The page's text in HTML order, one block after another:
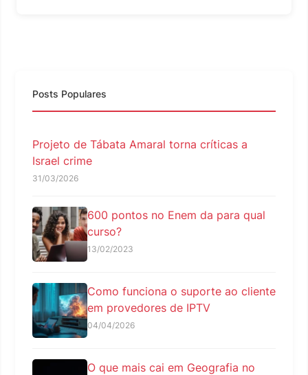
Posts Populares
Projeto de Tábata Amaral torna críticas a
Israel crime
31/03/2026
600 pontos no Enem da para qual
curso?
13/02/2023
Como funciona o suporte ao cliente
em provedores de IPTV
04/04/2026
O que mais cai em Geografia no